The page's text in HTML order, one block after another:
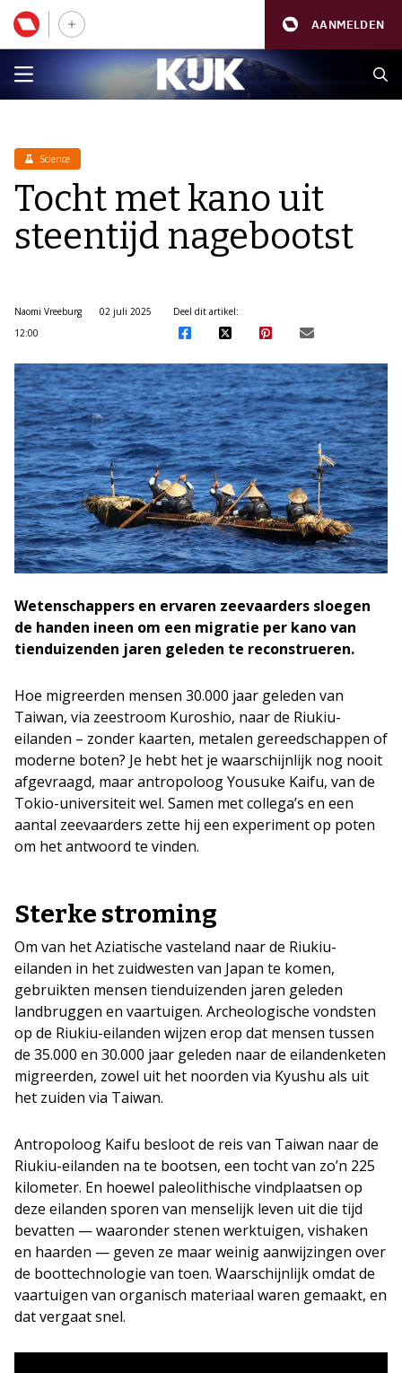
AANMELDEN
Science
Tocht met kano uit
steentijd nagebootst
Naomi Vreeburg
02 juli 2025
12:00
Deel dit artikel:
Wetenschappers en ervaren zeevaarders sloegen
de handen ineen om een migratie per kano van
tienduizenden jaren geleden te reconstrueren.
Hoe migreerden mensen 30.000 jaar geleden van
Taiwan, via zeestroom Kuroshio, naar de Riukiu-
eilanden – zonder kaarten, metalen gereedschappen of
moderne boten? Je hebt het je waarschijnlijk nog nooit
afgevraagd, maar antropoloog Yousuke Kaifu, van de
Tokio-universiteit wel. Samen met collega’s en een
aantal zeevaarders zette hij een experiment op poten
om het antwoord te vinden.
Sterke stroming
Om van het Aziatische vasteland naar de Riukiu-
eilanden in het zuidwesten van Japan te komen,
gebruikten mensen tienduizenden jaren geleden
landbruggen en vaartuigen. Archeologische vondsten
op de Riukiu-eilanden wijzen erop dat mensen tussen
de 35.000 en 30.000 jaar geleden naar de eilandenketen
migreerden, zowel uit het noorden via Kyushu als uit
het zuiden via Taiwan.
Antropoloog Kaifu besloot de reis van Taiwan naar de
Riukiu-eilanden na te bootsen, een tocht van zo’n 225
kilometer. En hoewel paleolithische vindplaatsen op
deze eilanden sporen van menselijk leven uit die tijd
bevatten — waaronder stenen werktuigen, vishaken
en haarden — geven ze maar weinig aanwijzingen over
de boottechnologie van toen. Waarschijnlijk omdat de
vaartuigen van organisch materiaal waren gemaakt, en
dat vergaat snel.